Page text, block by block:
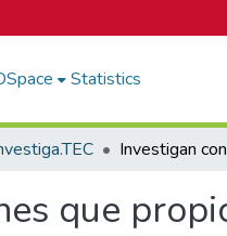
Statistics
que